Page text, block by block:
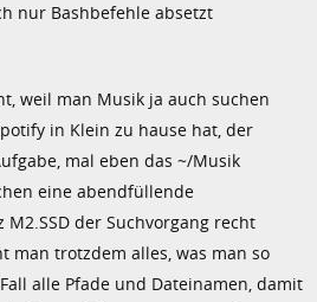
nur Bashbefehle absetzt
weil man Musik ja auch suchen
in Klein zu hause hat, der
mal eben das ~/Musik
eine abendfüllende
der Suchvorgang recht
man trotzdem alles, was man so
alle Pfade und Dateinamen, damit